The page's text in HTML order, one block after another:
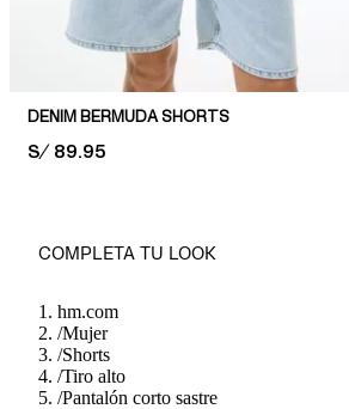
DENIM BERMUDA SHORTS
PRICE:
S/ 89.95
COMPLETA TU LOOK
hm.com
/Mujer
/Shorts
/Tiro alto
/Pantalón corto sastre